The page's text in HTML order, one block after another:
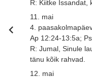
R: Kiitke Issandat,
11. mai
4.
Ap 12:24-13:5a;
R: Jumal, Sinule
tänu kõik rahvad.
12. mai